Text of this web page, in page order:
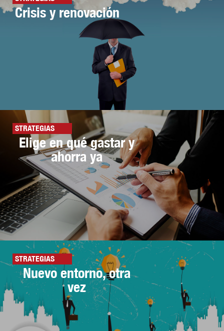
Crisis y renovación
STRATEGIAS
Elige en qué gastar y
ahorra ya
STRATEGIAS
Nuevo entorno, otra
vez